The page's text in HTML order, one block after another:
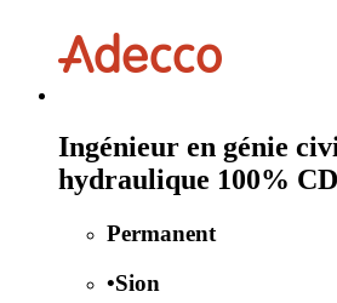
Ingénieur en génie
hydraulique 100%
Permanent
•Sion